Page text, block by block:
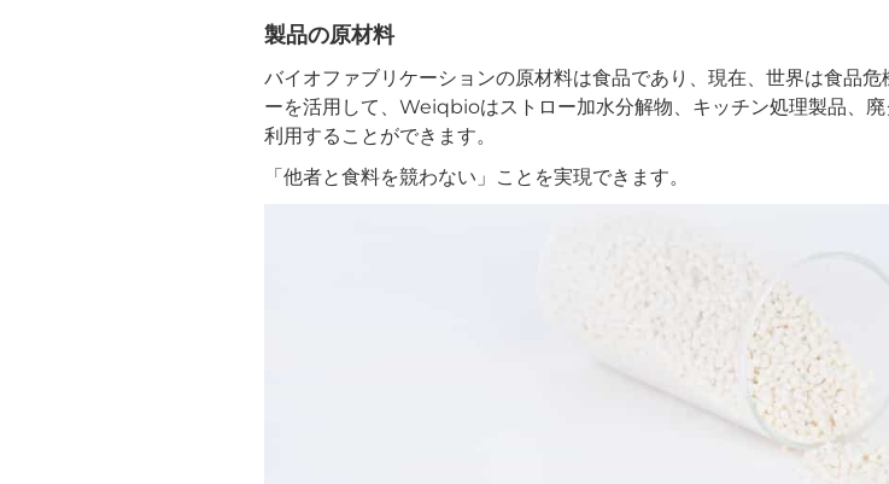
製品の原材料
バイオファブリケーションの原材料は食品であり、現在、世界は食品
ーを活用して、Weiqbioはストロー加水分解物、キッチン処理製品、
利用することができます。
「他者と食料を競わない」ことを実現できます。